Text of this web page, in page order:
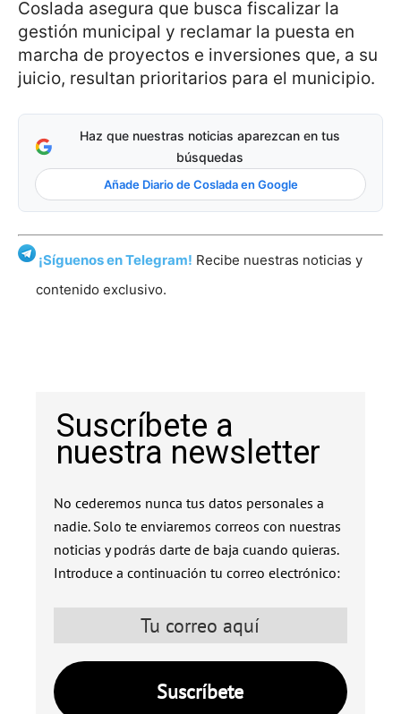
Coslada asegura que busca fiscalizar la
gestión municipal y reclamar la puesta en
marcha de proyectos e inversiones que, a su
juicio, resultan prioritarios para el municipio.
Haz que nuestras noticias aparezcan en tus
búsquedas
Añade Diario de Coslada en Google
¡Síguenos en Telegram! Recibe nuestras noticias y
contenido exclusivo.
Suscríbete a
nuestra newsletter
No cederemos nunca tus datos personales a
nadie. Solo te enviaremos correos con nuestras
noticias y podrás darte de baja cuando quieras.
Introduce a continuación tu correo electrónico: